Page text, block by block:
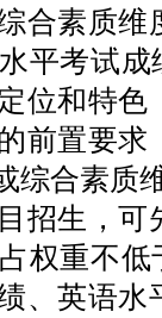
合素质
平考试
位和特
前置要
综合素质
招生，
权重不
、英语